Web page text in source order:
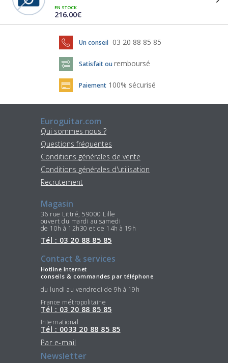
EN STOCK
216.00€
Un conseil 03 20 88 85 85
Satisfait ou remboursé
Paiement 100% sécurisé
Euroguitar.com
Qui sommes nous ?
Questions fréquentes
Conditions générales de vente
Conditions générales d'utilisation
Recrutement
Magasin
36 rue Littré, 59000 Lille
ouvert du mardi au samedi
de 10h à 12h30 et de 14h à 19h
Tél : 03 20 88 85 85
Contact & services
Hotline Internet
conseils & commandes par téléphone
du lundi au vendredi de 9h à 19h
France métropolitaine
Tél : 03 20 88 85 85
International
Tél : 0033 20 88 85 85
Par e-mail
Newsletter